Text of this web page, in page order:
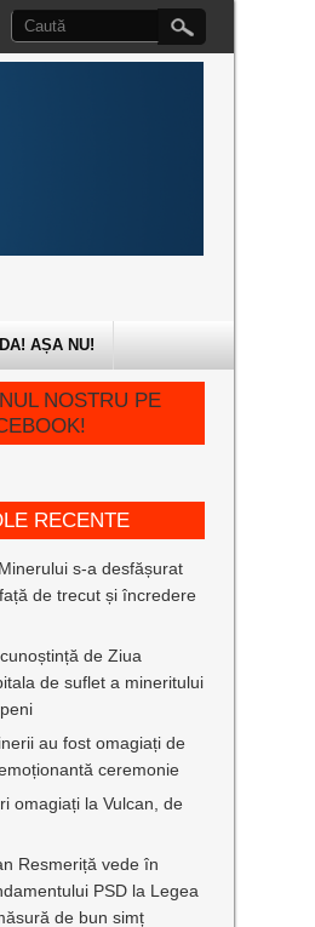
AȘA NU!
NOSTRU PE
RECENTE
s-a desfășurat
de trecut și încredere
de Ziua
de suflet a mineritului
au fost omagiați de
ceremonie
omagiați la Vulcan, de
Resmeriță vede în
PSD la Legea
de bun simț